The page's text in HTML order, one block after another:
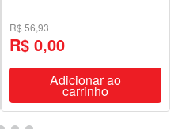
R$ 56,93
R$ 0,00
Adicionar ao
carrinho